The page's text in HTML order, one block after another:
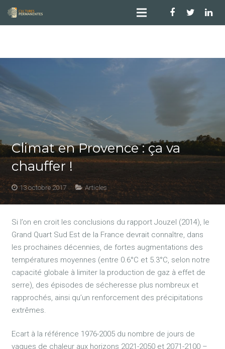
Climat en Provence : ça va
chauffer !
13 octobre 2017 Articles
Si l’on en croit les conclusions du rapport Jouzel (2014), le
Grand Quart Sud Est de la France devrait connaître, dans
les prochaines décennies, de fortes augmentations des
températures moyennes (entre 0.6°C et 5.3°C, selon notre
capacité globale à limiter la production de gaz à effet de
serre), des épisodes de sécheresse plus nombreux et
rapprochés, ainsi qu’un renforcement des précipitations
extrêmes.
Ecart à la référence 1976-2005 du nombre de jours de
vagues de chaleur aux horizons 2021-2050 et 2071-2100 –